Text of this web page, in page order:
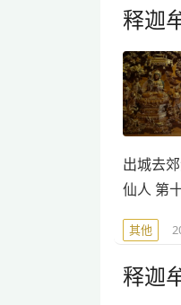
释迦
出城去
仙人 第
其他
释迦